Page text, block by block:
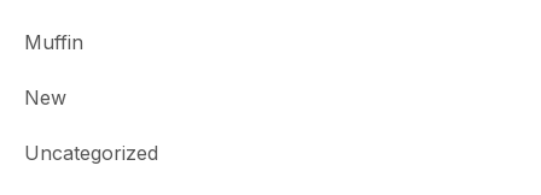
Muffin
New
Uncategorized